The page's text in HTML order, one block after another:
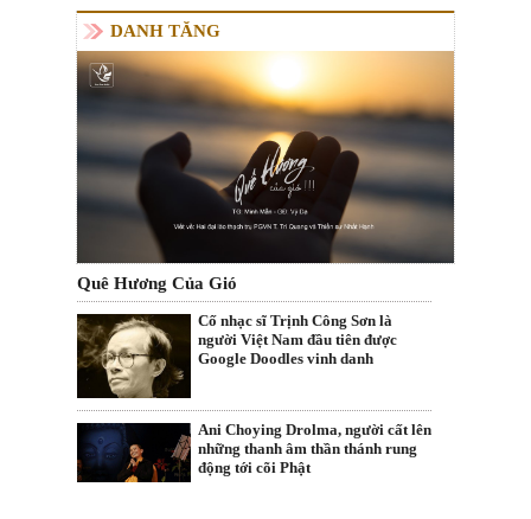
DANH TĂNG
Quê Hương Của Gió
Cố nhạc sĩ Trịnh Công Sơn là
người Việt Nam đầu tiên được
Google Doodles vinh danh
Ani Choying Drolma, người cất lên
những thanh âm thần thánh rung
động tới cõi Phật